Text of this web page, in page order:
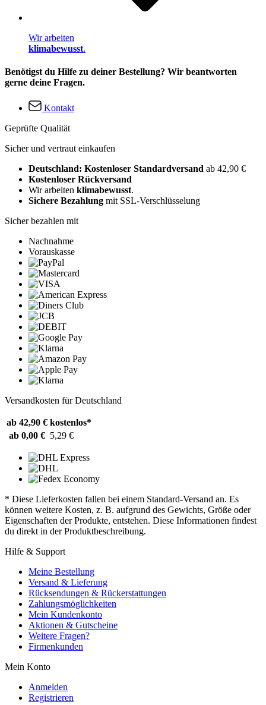
Wir arbeiten
klimabewusst.
Benötigst du Hilfe zu deiner Bestellung? Wir beantworten
gerne deine Fragen.
Kontakt
Geprüfte Qualität
Sicher und vertraut einkaufen
Deutschland: Kostenloser Standardversand ab 42,90 €
Kostenloser Rückversand
Wir arbeiten klimabewusst.
Sichere Bezahlung mit SSL-Verschlüsselung
Sicher bezahlen mit
Nachnahme
Vorauskasse
Versandkosten für Deutschland
ab 42,90 € kostenlos*
ab 0,00 € 5,29 €
* Diese Lieferkosten fallen bei einem Standard-Versand an. Es
können weitere Kosten, z. B. aufgrund des Gewichts, Größe oder
Eigenschaften der Produkte, entstehen. Diese Informationen findest
du direkt in der Produktbeschreibung.
Hilfe & Support
Meine Bestellung
Versand & Lieferung
Rücksendungen & Rückerstattungen
Zahlungsmöglichkeiten
Mein Kundenkonto
Aktionen & Gutscheine
Weitere Fragen?
Firmenkunden
Mein Konto
Anmelden
Registrieren